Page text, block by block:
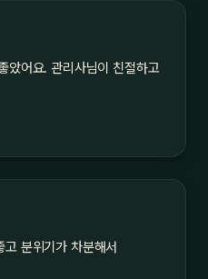
았어요. 관리사님이 친절하고
분위기가 차분해서